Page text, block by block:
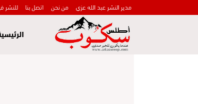
مدير النشر عبد الله عزي من نحن اتصل بنا للنشر